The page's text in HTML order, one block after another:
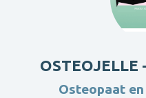
Osteopaat